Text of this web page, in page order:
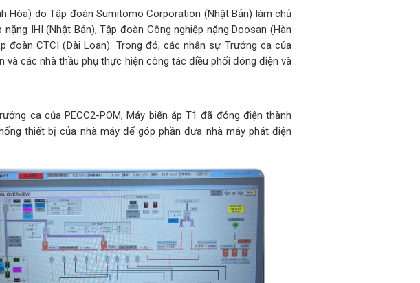
Hòa) do Tập đoàn Sumitomo Corporation (Nhật Bản) làm chủ
IHI (Nhật Bản), Tập đoàn Công nghiệp nặng Doosan (Hàn
đoàn CTCI (Đài Loan). Trong đó, các nhân sự Trưởng ca của
và các nhà thầu phụ thực hiện công tác điều phối đóng điện và
ca của PECC2-POM, Máy biến áp T1 đã đóng điện thành
thiết bị của nhà máy để góp phần đưa nhà máy phát điện